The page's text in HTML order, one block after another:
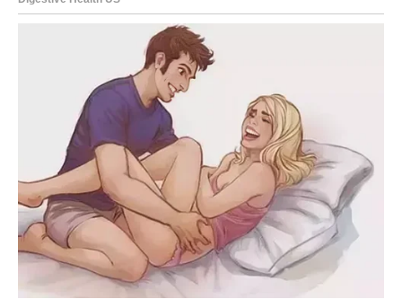
Dolazi istina koju dugo čekate
Rakovi će konačno saznati ono što su dugo želeli da čuju.
Neke reči koje su nekada izostale sada će biti
izgovorene, a mnoga pitanja dobiće svoje odgovore.